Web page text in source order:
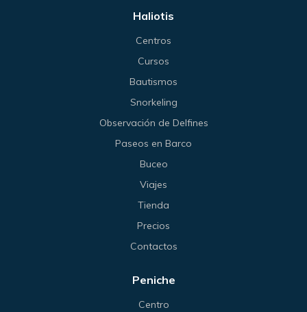
Haliotis
Centros
Cursos
Bautismos
Snorkeling
Observación de Delfines
Paseos en Barco
Buceo
Viajes
Tienda
Precios
Contactos
Peniche
Centro